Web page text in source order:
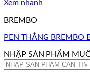
Xem nhanh
BREMBO
PEN THẮNG BREMBO
NHẬP SẢN PHẨM
Tìm